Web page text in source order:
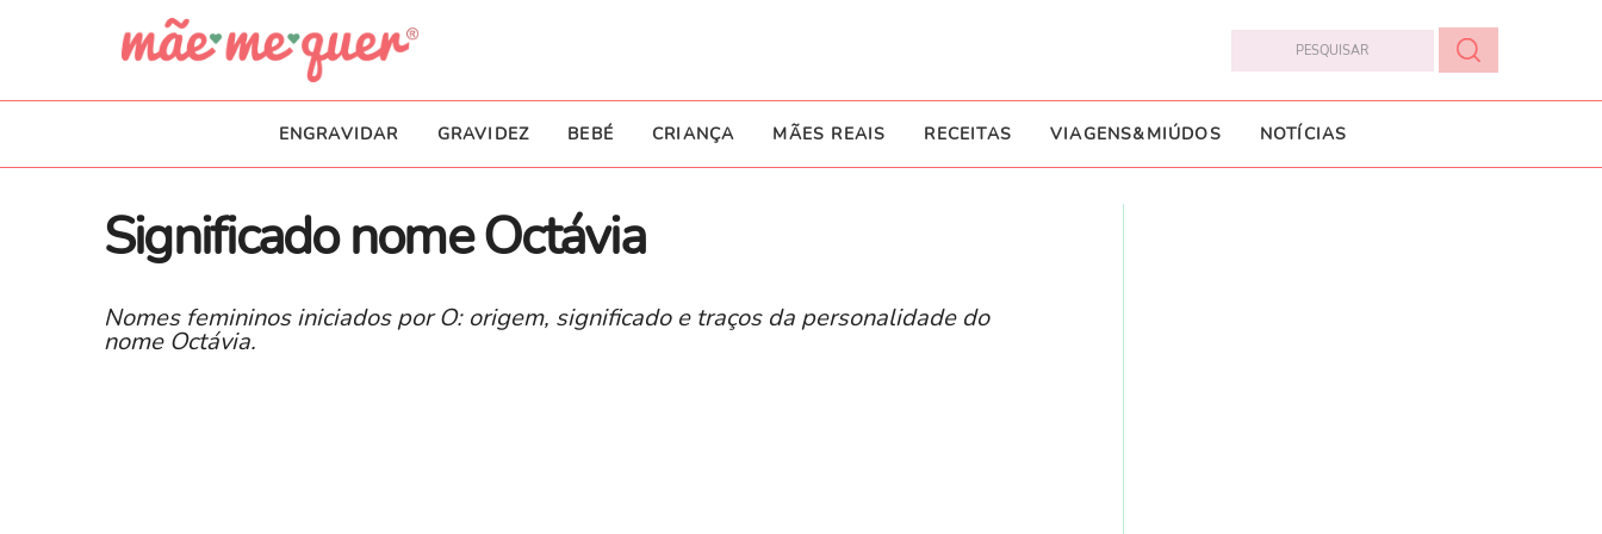
ENGRAVIDAR GRAVIDEZ BEBÉ CRIANÇA MÃES REAIS RECEITAS VIAGENS&MIÚDOS NOTÍCIAS
Significado nome Octávia
Nomes femininos iniciados por O: origem, significado e traços da personalidade do
nome Octávia.